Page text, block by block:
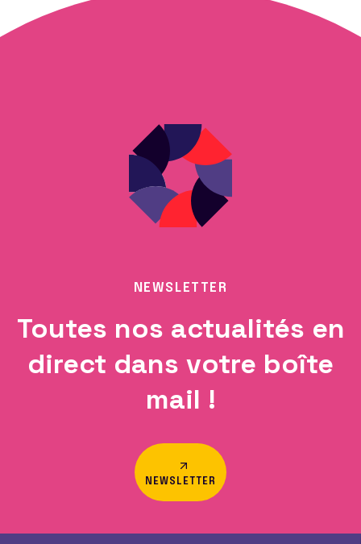
NEWSLETTER
Toutes nos actualités en
direct dans votre boîte
mail !
NEWSLETTER